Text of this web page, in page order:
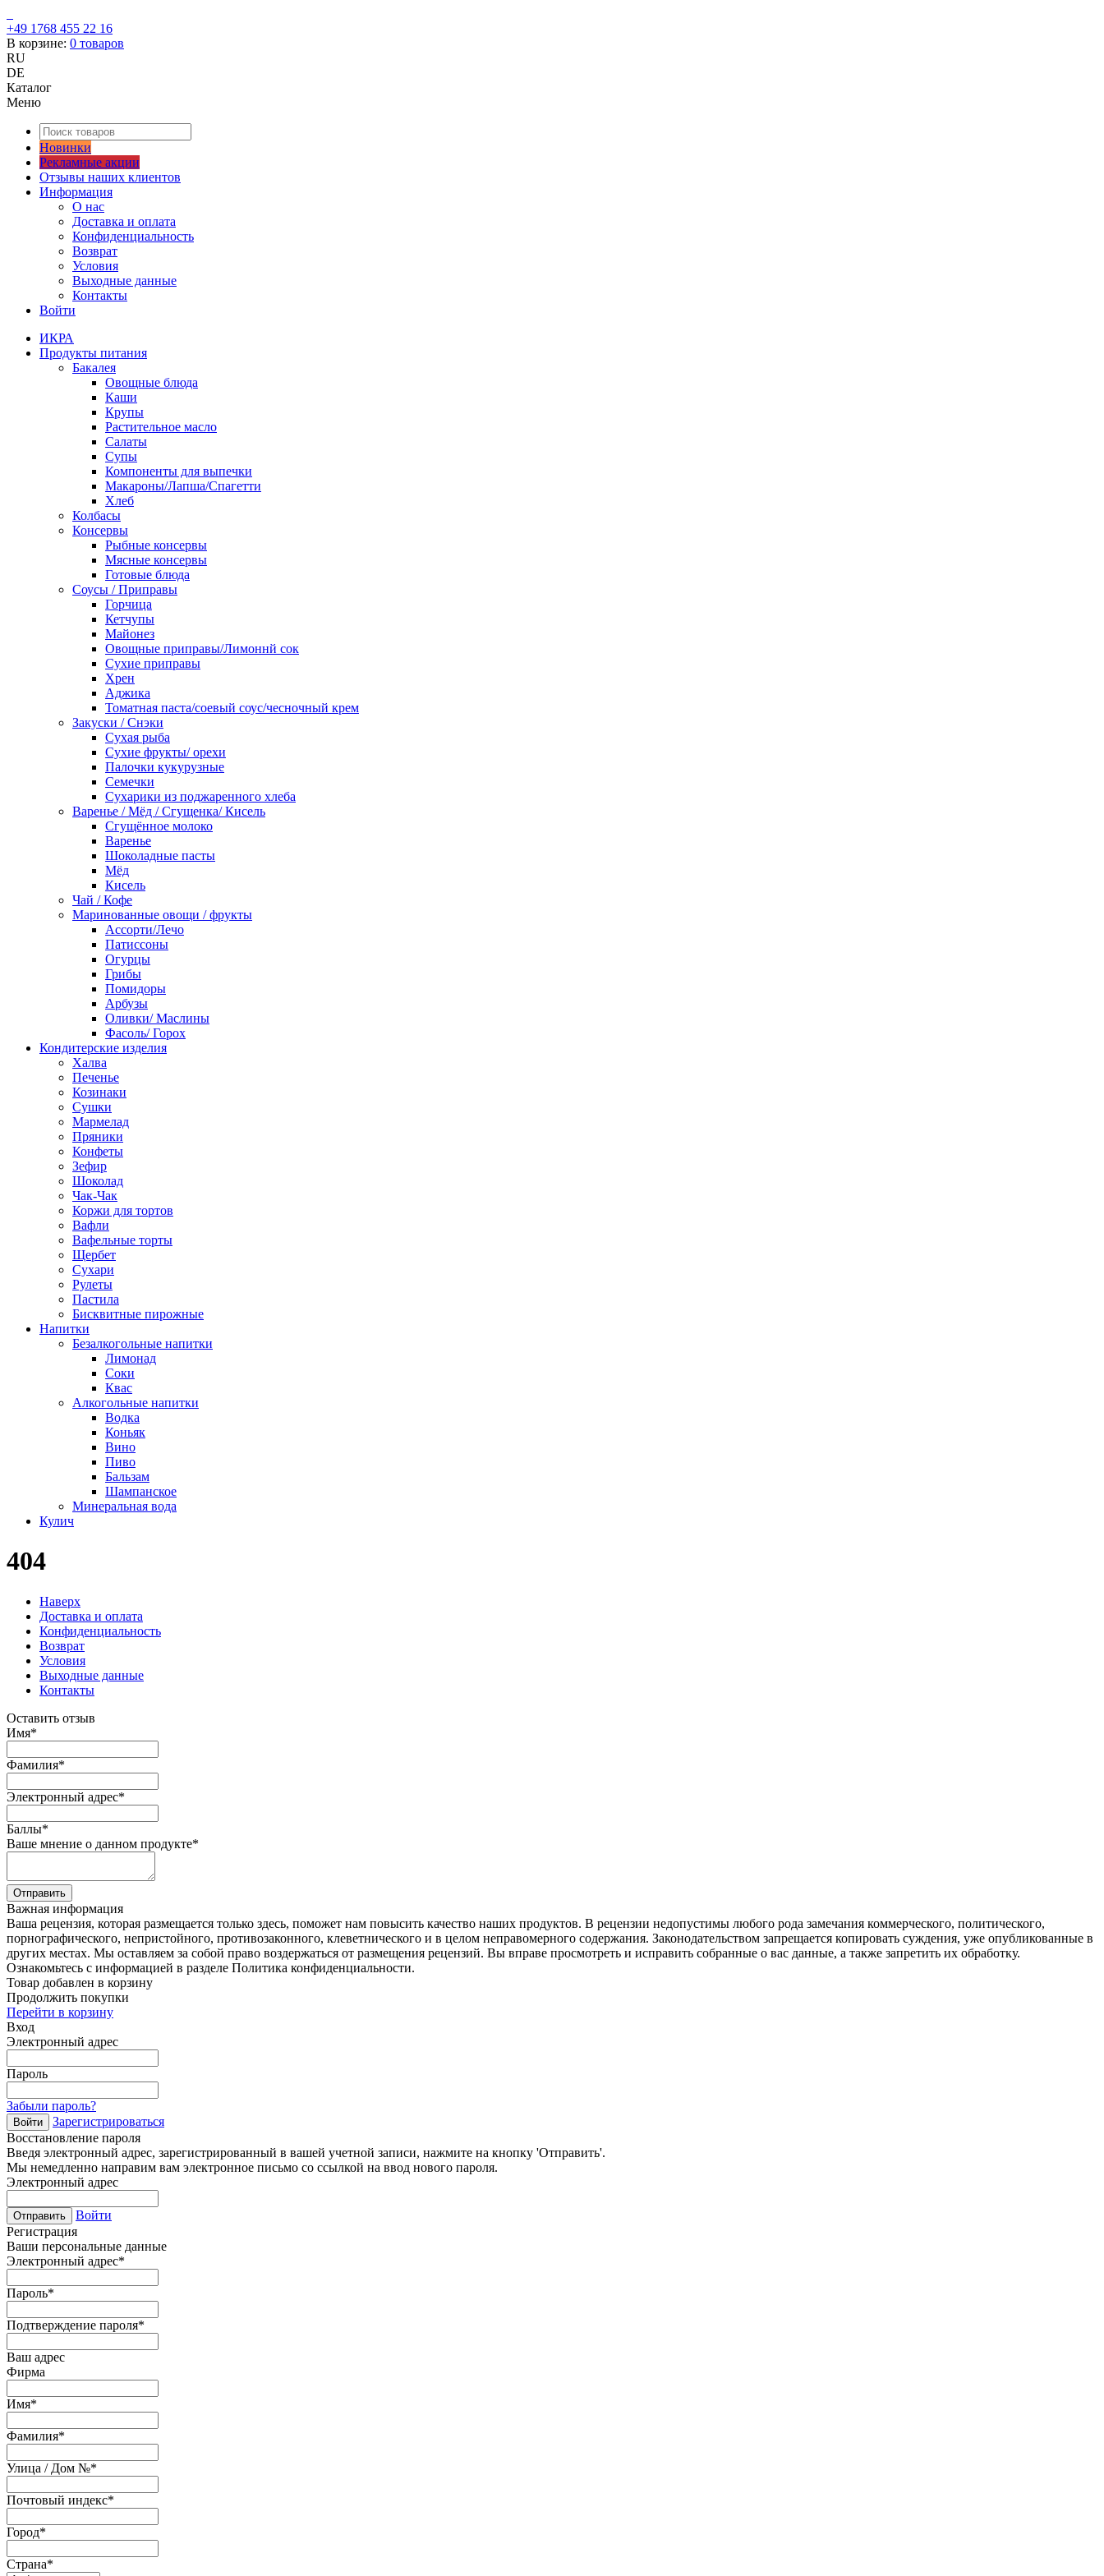
+49 1768 455 22 16
В корзине: 0 товаров
RU
DE
Каталог
Меню
Новинки
Рекламные акции
Отзывы наших клиентов
Информация
О нас
Доставка и оплата
Конфиденциальность
Возврат
Условия
Выходные данные
Контакты
Войти
ИКРА
Продукты питания
Бакалея
Овощные блюда
Каши
Крупы
Растительное масло
Салаты
Супы
Компоненты для выпечки
Макароны/Лапша/Спагетти
Хлеб
Колбасы
Консервы
Рыбные консервы
Мясные консервы
Готовые блюда
Соусы / Приправы
Горчица
Кетчупы
Майонез
Овощные приправы/Лимоннй сок
Сухие приправы
Хрен
Аджика
Томатная паста/соевый соус/чесночный крем
Закуски / Снэки
Сухая рыба
Сухие фрукты/ орехи
Палочки кукурузные
Семечки
Сухарики из поджаренного хлеба
Варенье / Мёд / Сгущенка/ Кисель
Сгущённое молоко
Варенье
Шоколадные пасты
Мёд
Кисель
Чай / Кофе
Маринованные овощи / фрукты
Ассорти/Лечо
Патиссоны
Огурцы
Грибы
Помидоры
Арбузы
Оливки/ Маслины
Фасоль/ Горох
Кондитерские изделия
Халва
Печенье
Козинаки
Сушки
Мармелад
Пряники
Конфеты
Зефир
Шоколад
Чак-Чак
Коржи для тортов
Вафли
Вафельные торты
Щербет
Сухари
Рулеты
Пастила
Бисквитные пирожные
Напитки
Безалкогольные напитки
Лимонад
Соки
Квас
Алкогольные напитки
Водка
Коньяк
Вино
Пиво
Бальзам
Шампанское
Минеральная вода
Кулич
404
Наверх
Доставка и оплата
Конфиденциальность
Возврат
Условия
Выходные данные
Контакты
Оставить отзыв
Имя*
Фамилия*
Электронный адрес*
Баллы*
Ваше мнение о данном продукте*
Отправить
Важная информация
Ваша рецензия, которая размещается только здесь, поможет нам повысить качество наших продуктов. В рецензии недопустимы любого рода замечания коммерческого, политического,
порнографического, непристойного, противозаконного, клеветнического и в целом неправомерного содержания. Законодательством запрещается копировать суждения, уже опубликованные в
других местах. Мы оставляем за собой право воздержаться от размещения рецензий. Вы вправе просмотреть и исправить собранные о вас данные, а также запретить их обработку.
Ознакомьтесь с информацией в разделе Политика конфиденциальности.
Товар добавлен в корзину
Продолжить покупки
Перейти в корзину
Вход
Электронный адрес
Пароль
Забыли пароль?
Войти
Зарегистрироваться
Восстановление пароля
Введя электронный адрес, зарегистрированный в вашей учетной записи, нажмите на кнопку 'Отправить'.
Мы немедленно направим вам электронное письмо со ссылкой на ввод нового пароля.
Электронный адрес
Отправить
Войти
Регистрация
Ваши персональные данные
Электронный адрес*
Пароль*
Подтверждение пароля*
Ваш адрес
Фирма
Имя*
Фамилия*
Улица / Дом №*
Почтовый индекс*
Город*
Страна*